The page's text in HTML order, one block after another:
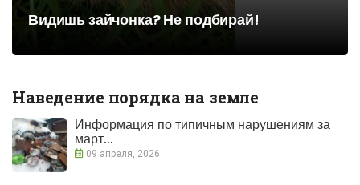
Видишь зайчонка? Не подбирай!
Наведение порядка на земле
Информация по типичным нарушениям за
март...
09 апреля, 2026